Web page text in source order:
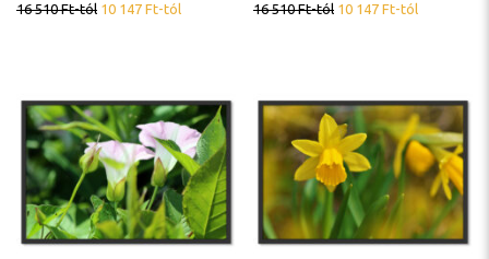
16 510Ft-tól 10 147 Ft-tól
16 510Ft-tól 10 147 Ft-tól